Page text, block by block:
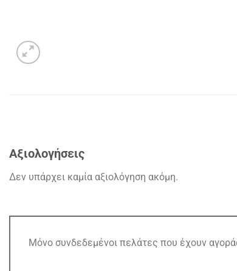
Αξιολογήσεις
Δεν υπάρχει καμία αξιολόγηση ακόμη.
Μόνο συνδεδεμένοι πελάτες που έχουν